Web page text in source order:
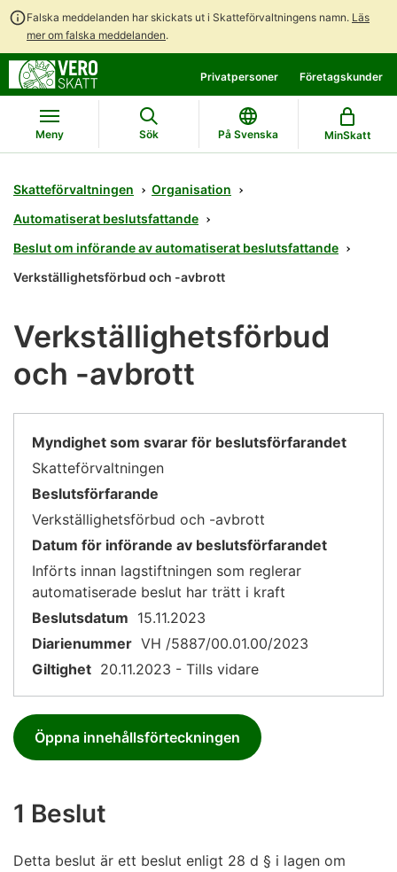
Falska meddelanden har skickats ut i Skatteförvaltningens namn. Läs
mer om falska meddelanden.
direkt
till
innehållet
till
hela
webbplatsens
sökning
Privatpersoner Företagskunder
Meny Sök På Svenska MinSkatt
Skatteförvaltningen
Organisation
Automatiserat beslutsfattande
Beslut om införande av automatiserat beslutsfattande
Verkställighetsförbud och -avbrott
Verkställighetsförbud
och -avbrott
Myndighet som svarar för beslutsförfarandet
Skatteförvaltningen
Beslutsförfarande
Verkställighetsförbud och -avbrott
Datum för införande av beslutsförfarandet
Införts innan lagstiftningen som reglerar
automatiserade beslut har trätt i kraft
Beslutsdatum 15.11.2023
Diarienummer VH /5887/00.01.00/2023
Giltighet 20.11.2023 - Tills vidare
Öppna innehållsförteckningen
1 Beslut
Detta beslut är ett beslut enligt 28 d § i lagen om